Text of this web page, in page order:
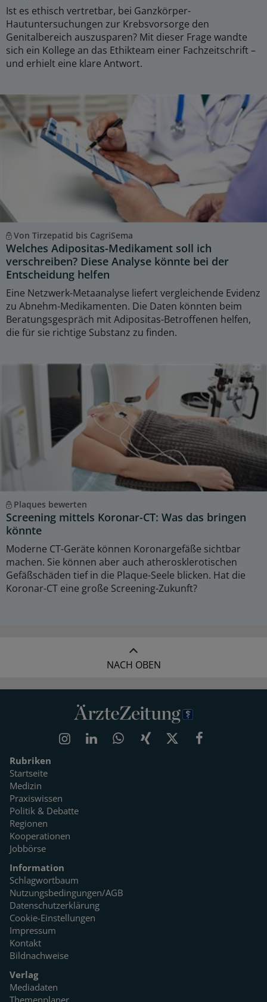
Ist es ethisch vertretbar, bei Ganzkörper-
Hautuntersuchungen zur Krebsvorsorge den
Genitalbereich auszusparen? Mit dieser Frage wandte
sich ein Kollege an das Ethikteam einer Fachzeitschrift –
und erhielt eine klare Antwort.
Von Tirzepatid bis CagriSema
Welches Adipositas-Medikament soll ich
verschreiben? Diese Analyse könnte bei der
Entscheidung helfen
Eine Netzwerk-Metaanalyse liefert vergleichende Evidenz
zu Abnehm-Medikamenten. Die Daten könnten beim
Beratungsgespräch mit Adipositas-Betroffenen helfen,
die für sie richtige Substanz zu finden.
Plaques bewerten
Screening mittels Koronar-CT: Was das bringen
könnte
Moderne CT-Geräte können Koronargefäße sichtbar
machen. Sie können aber auch atherosklerotischen
Gefäßschäden tief in die Plaque-Seele blicken. Hat die
Koronar-CT eine große Screening-Zukunft?
NACH OBEN
Rubriken
Startseite
Medizin
Praxiswissen
Politik & Debatte
Regionen
Kooperationen
Jobbörse
Information
Schlagwortbaum
Nutzungsbedingungen/AGB
Datenschutzerklärung
Cookie-Einstellungen
Impressum
Kontakt
Bildnachweise
Verlag
Mediadaten
Themenplaner